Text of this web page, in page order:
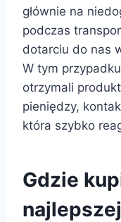
głównie na
podczas
dotarciu do nas
W tym
otrzymali
pieniędzy,
która szybko
Gdzie